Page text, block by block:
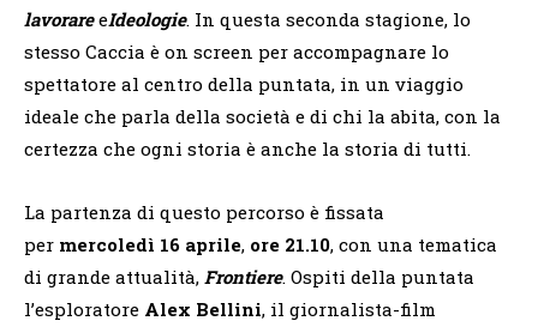
lavorareeIdeologie. In questa seconda stagione, lo
stesso Caccia è on screen per accompagnare lo
spettatore al centro della puntata, in un viaggio
ideale che parla della società e di chi la abita, con la
certezza che ogni storia è anche la storia di tutti.
La partenza di questo percorso è fissata
per mercoledì 16 aprile, ore 21.10, con una tematica
di grande attualità, Frontiere. Ospiti della puntata
l’esploratore Alex Bellini, il giornalista-film